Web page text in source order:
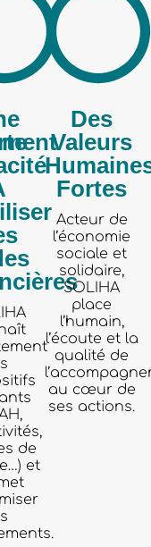
de
et
Des
Valeurs
Fortes
Acteur de
l’économie
sociale et
solidaire,
SOLIHA
place
l’humain,
l’écoute et la
qualité de
au cœur de
ses actions.